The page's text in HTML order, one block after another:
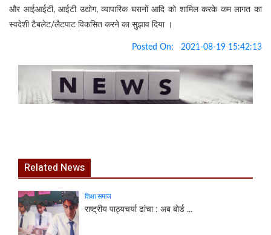
और आईआईटी, आईटी उद्योग, व्यापारिक घरानों आदि को शामिल करके कम लागत का
स्वदेशी टैबलेट/लैटपाट विकसित करने का सुझाव दिया ।
Posted On: 2021-08-19 15:42:13
Related News
शिक्षा समाज
राष्ट्रीय पाठ्यचर्या ढांचा : अब बोर्ड ...